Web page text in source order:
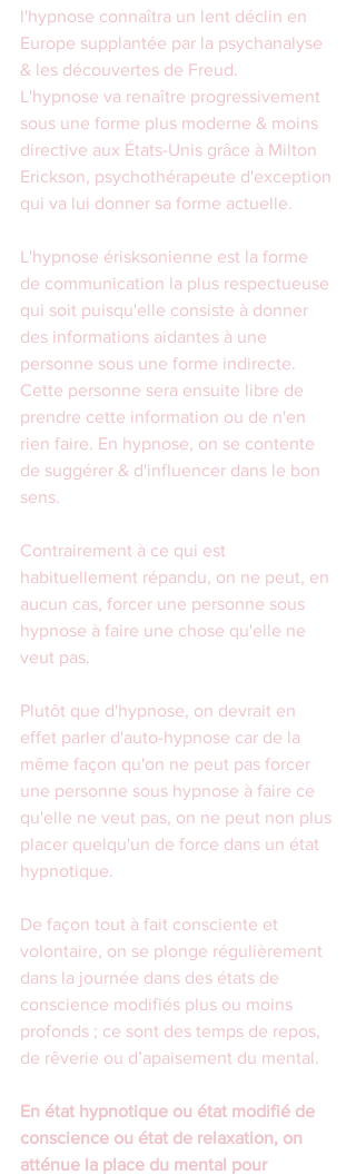
l'hypnose connaîtra un lent déclin en
Europe supplantée par la psychanalyse
& les découvertes de Freud.
L'hypnose va renaître progressivement
sous une forme plus moderne & moins
directive aux États-Unis grâce à Milton
Erickson, psychothérapeute d'exception
qui va lui donner sa forme actuelle.
L'hypnose érisksonienne est la forme
de communication la plus respectueuse
qui soit puisqu'elle consiste à donner
des informations aidantes à une
personne sous une forme indirecte.
Cette personne sera ensuite libre de
prendre cette information ou de n'en
rien faire. En hypnose, on se contente
de suggérer & d'influencer dans le bon
sens.
Contrairement à ce qui est
habituellement répandu, on ne peut, en
aucun cas, forcer une personne sous
hypnose à faire une chose qu'elle ne
veut pas.
Plutôt que d'hypnose, on devrait en
effet parler d'auto-hypnose car de la
même façon qu'on ne peut pas forcer
une personne sous hypnose à faire ce
qu'elle ne veut pas, on ne peut non plus
placer quelqu'un de force dans un état
hypnotique.
De façon tout à fait consciente et
volontaire, on se plonge régulièrement
dans la journée dans des états de
conscience modifiés plus ou moins
profonds ; ce sont des temps de repos,
de rêverie ou d’apaisement du mental.
En état hypnotique ou état modifié de
conscience ou état de relaxation, on
atténue la place du mental pour